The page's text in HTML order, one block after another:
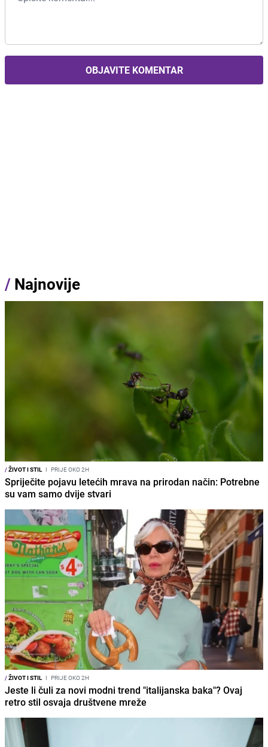
OBJAVITE KOMENTAR
/ Najnovije
/ŽIVOT I STIL I PRIJE OKO 2H
Spriječite pojavu letećih mrava na prirodan način: Potrebne
su vam samo dvije stvari
/ŽIVOT I STIL I PRIJE OKO 2H
Jeste li čuli za novi modni trend "italijanska baka"? Ovaj
retro stil osvaja društvene mreže